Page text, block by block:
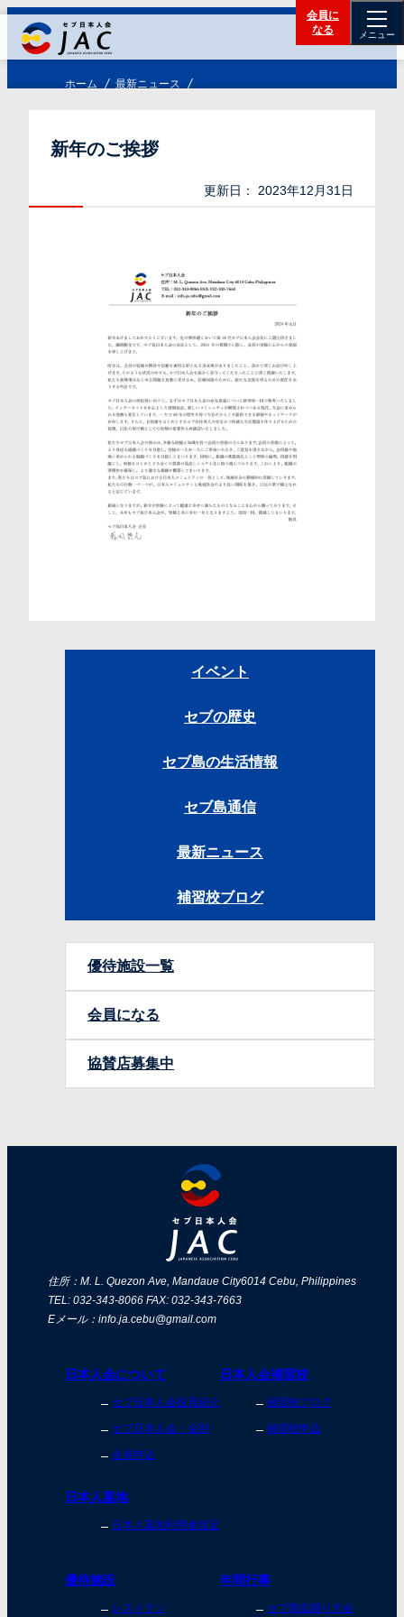
メニュー
会員に
なる
ホーム 最新ニュース
新年のご挨拶
更新日： 2023年12月31日
イベント
セブの歴史
セブ島の生活情報
セブ島通信
最新ニュース
補習校ブログ
優待施設一覧
会員になる
協賛店募集中
住所：M. L. Quezon Ave, Mandaue City6014 Cebu, Philippines
TEL: 032-343-8066 FAX: 032-343-7663
Eメール：info.ja.cebu@gmail.com
日本人会について
セブ日本人会役員紹介
セブ日本人会・会則
会員申込
日本人会補習校
補習校ブログ
補習校申込
日本人墓地
日本人墓地利用者規定
優待施設
レストラン
年間行事
セブ島盆踊り大会